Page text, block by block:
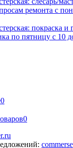
ремонта с
покраска и
по пятницу с 10
0
0